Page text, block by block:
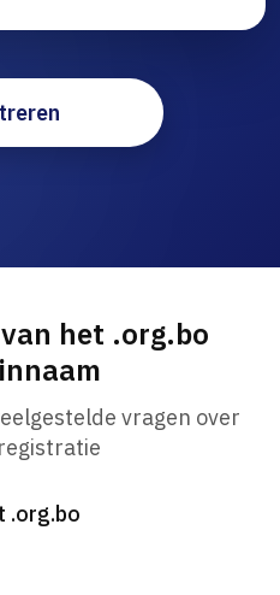
het .org.bo
vragen over
.org.bo